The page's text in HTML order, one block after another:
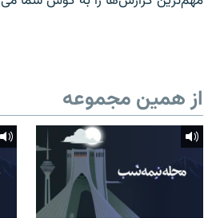
از همین مجموعه